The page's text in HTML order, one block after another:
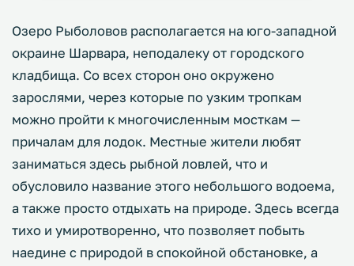
Озеро Рыболовов располагается на юго-западной
окраине Шарвара, неподалеку от городского
кладбища. Со всех сторон оно окружено
зарослями, через которые по узким тропкам
можно пройти к многочисленным мосткам —
причалам для лодок. Местные жители любят
заниматься здесь рыбной ловлей, что и
обусловило название этого небольшого водоема,
а также просто отдыхать на природе. Здесь всегда
тихо и умиротворенно, что позволяет побыть
наедине с природой в спокойной обстановке, а